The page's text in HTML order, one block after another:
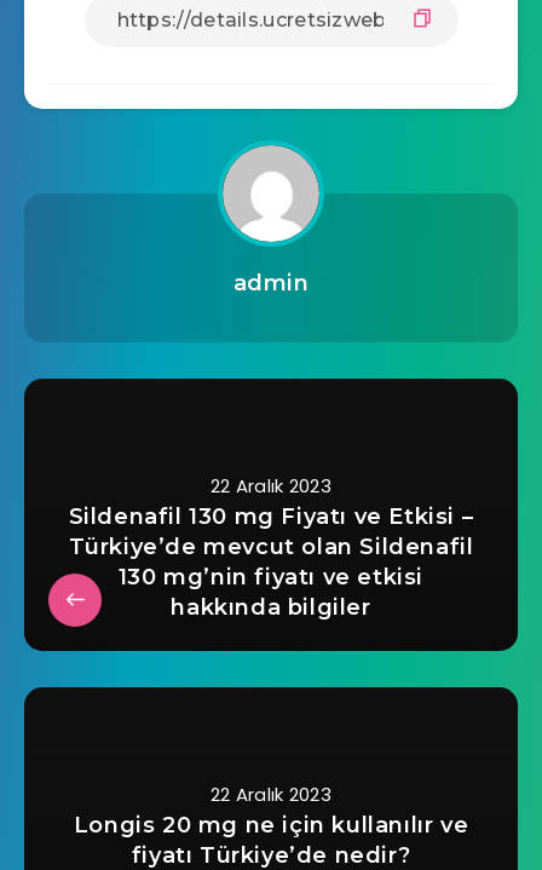
admin
22 Aralık 2023
Sildenafil 130 mg Fiyatı ve Etkisi –
Türkiye’de mevcut olan Sildenafil
130 mg’nin fiyatı ve etkisi
hakkında bilgiler
22 Aralık 2023
Longis 20 mg ne için kullanılır ve
fiyatı Türkiye’de nedir?